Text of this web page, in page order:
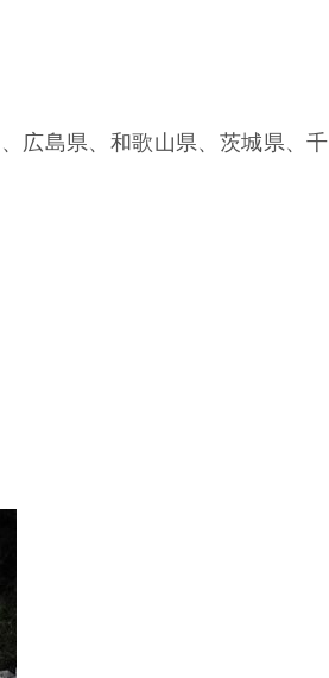
広島県、和歌山県、茨城県、千